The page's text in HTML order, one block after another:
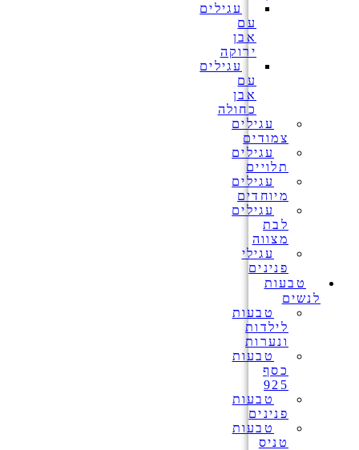
עגילים
עם
אבן
ירוקה
עגילים
עם
אבן
כחולה
עגילים
צמודים
עגילים
תלויים
עגילים
מיוחדים
עגילים
לבת
מצווה
עגילי
פנינים
טבעות
לנשים
טבעות
לילדות
ונערות
טבעות
כסף
925
טבעות
פנינים
טבעות
טניס